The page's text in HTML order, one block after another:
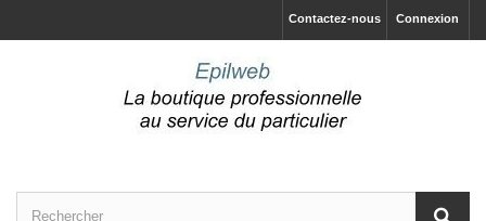
Connexion
Contactez-nous